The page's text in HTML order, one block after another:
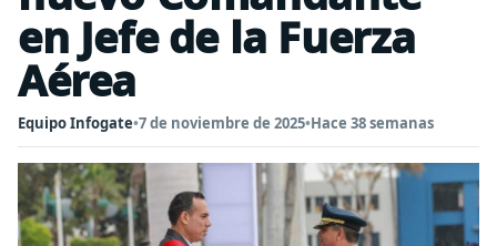
en Jefe de la Fuerza
Aérea
Equipo Infogate•7 de noviembre de 2025•Hace 38 semanas